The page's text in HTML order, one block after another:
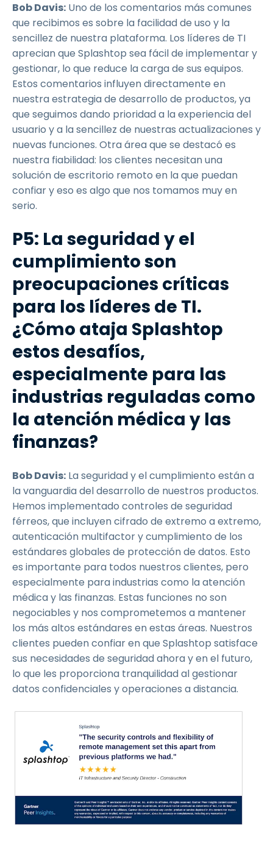
Bob Davis: Uno de los comentarios más comunes
que recibimos es sobre la facilidad de uso y la
sencillez de nuestra plataforma. Los líderes de TI
aprecian que Splashtop sea fácil de implementar y
gestionar, lo que reduce la carga de sus equipos.
Estos comentarios influyen directamente en
nuestra estrategia de desarrollo de productos, ya
que seguimos dando prioridad a la experiencia del
usuario y a la sencillez de nuestras actualizaciones y
nuevas funciones. Otra área que se destacó es
nuestra fiabilidad: los clientes necesitan una
solución de escritorio remoto en la que puedan
confiar y eso es algo que nos tomamos muy en
serio.
P5: La seguridad y el
cumplimiento son
preocupaciones críticas
para los líderes de TI.
¿Cómo ataja Splashtop
estos desafíos,
especialmente para las
industrias reguladas como
la atención médica y las
finanzas?
Bob Davis: La seguridad y el cumplimiento están a
la vanguardia del desarrollo de nuestros productos.
Hemos implementado controles de seguridad
férreos, que incluyen cifrado de extremo a extremo,
autenticación multifactor y cumplimiento de los
estándares globales de protección de datos. Esto
es importante para todos nuestros clientes, pero
especialmente para industrias como la atención
médica y las finanzas. Estas funciones no son
negociables y nos comprometemos a mantener
los más altos estándares en estas áreas. Nuestros
clientes pueden confiar en que Splashtop satisface
sus necesidades de seguridad ahora y en el futuro,
lo que les proporciona tranquilidad al gestionar
datos confidenciales y operaciones a distancia.